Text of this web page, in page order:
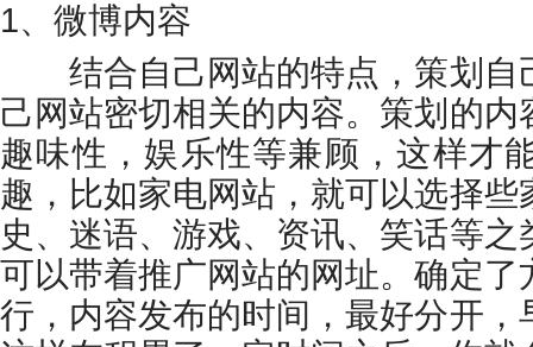
1、微博内容
结合自己网站的特点，策划自
己网站密切相关的内容。策划的
趣味性，娱乐性等兼顾，这样才
趣，比如家电网站，就可以选择
史、迷语、游戏、资讯、笑话等
可以带着推广网站的网址。确定
行，内容发布的时间，最好分开